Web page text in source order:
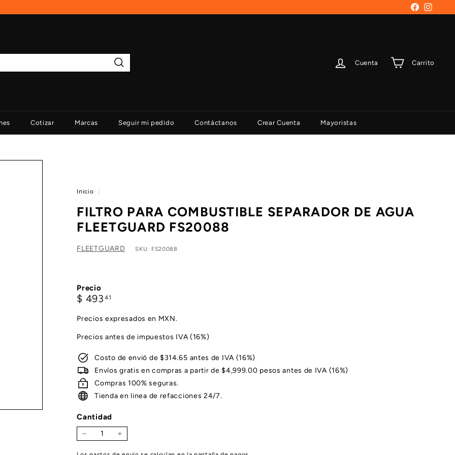
Facebook
Buscar
Cuenta Carrito
Cotizar Marcas Seguir mi pedido Contáctanos Crear Cuenta Mayoristas
Inicio /
FILTRO PARA COMBUSTIBLE SEPARADOR DE AGUA
FLEETGUARD FS20088
FLEETGUARD SKU: FS20088
Precio
Precio
$ 493 41
Precios expresados en MXN.
Precios antes de impuestos IVA (16%)
Costo de envió de $314.65 antes de IVA (16%)
Envíos gratis en compras a partir de $4,999.00 pesos antes de IVA (16%)
Compras 100% seguras.
Tienda en linea de refacciones 24/7.
Cantidad
− +